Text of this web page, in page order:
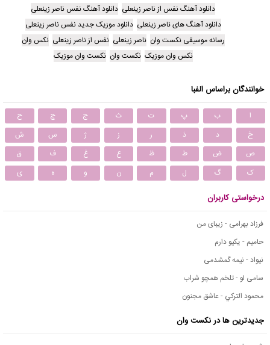
دانلود آهنگ نفس از ناصر زینعلی دانلود آهنگ نفس ناصر زینعلی
دانلود آهنگ های ناصر زینعلی دانلود موزیک جدید نفس ناصر زینعلی
رسانه موسیقی نکست وان ناصر زینعلی نفس از ناصر زینعلی نکس وان
نکس وان موزیک نکست وان نکست وان موزیک
خوانندگان براساس الفبا
ا ب پ ت ث ج چ
ح
خ
د ذ ر ز ژ س
ش
ص
ض ط ظ ع غ ف
ق
ک
گ ل م ن و ه ی
درخواستی کاربران
فرزاد بهرامی - زیبای من
حامیم - یکیو دارم
نیواد - نیمه گمشدمی
سامی لو - تلخم همچو شراب
محمود التركي - عاشق مجنون
جدیدترین ها در نکست وان